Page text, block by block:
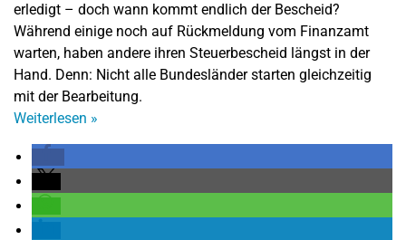
erledigt – doch wann kommt endlich der Bescheid?
Während einige noch auf Rückmeldung vom Finanzamt
warten, haben andere ihren Steuerbescheid längst in der
Hand. Denn: Nicht alle Bundesländer starten gleichzeitig
mit der Bearbeitung.
Weiterlesen »